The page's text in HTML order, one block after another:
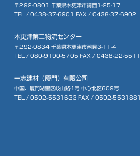
〒292-0801 千葉県木更津市請西1-25-17
TEL / 0438-37-6901 FAX / 0438-37-6902
木更津第二物流センター
〒292-0834 千葉県木更津市潮見3-11-4
TEL / 080-9190-5705 FAX / 0438-22-5511
一志建材（厦門）有限公司
中国、厦門湖里区岐山路1号 中心北区609号
TEL / 0592-5531633 FAX / 0592-5531881